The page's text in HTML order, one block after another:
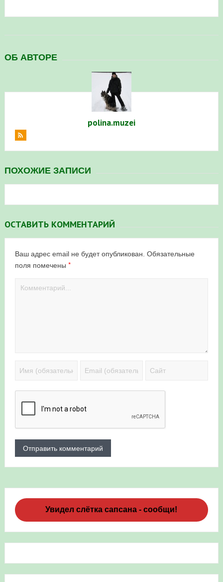
в Республике Башкортостан в 2026 году
ОБ АВТОРЕ
polina.muzei
ПОХОЖИЕ ЗАПИСИ
ОСТАВИТЬ КОММЕНТАРИЙ
Ваш адрес email не будет опубликован. Обязательные
поля помечены *
Увидел слётка сапсана - сообщи!